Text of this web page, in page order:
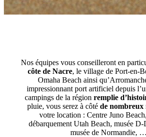
Nos équipes vous conseilleront en
côte de Nacre, le village de Port-en-
Omaha Beach ainsi
impressionnant port artificiel depuis
campings de la région remplie
pluie, vous serez à côté de nombreux
votre location : Centre Juno
débarquement Utah Beach, musée D-
musée de Normandie, …